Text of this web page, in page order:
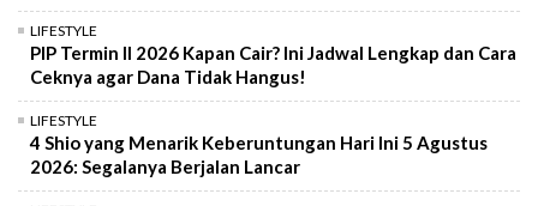
LIFESTYLE
PIP Termin II 2026 Kapan Cair? Ini Jadwal Lengkap dan Cara
Ceknya agar Dana Tidak Hangus!
LIFESTYLE
4 Shio yang Menarik Keberuntungan Hari Ini 5 Agustus
2026: Segalanya Berjalan Lancar